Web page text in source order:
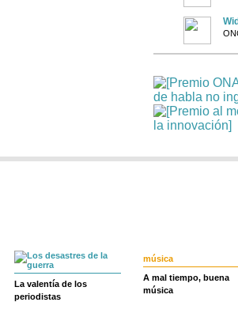
La valentía de los
periodistas
música
A mal tiempo, buena
música